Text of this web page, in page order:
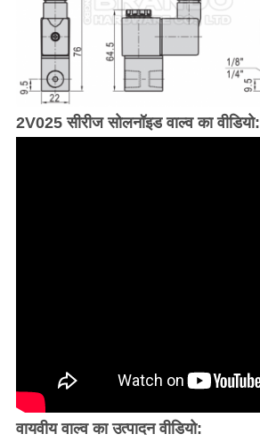
2V025 सीरीज सोलनॉइड वाल्व का वीडियो:
वायवीय वाल्व का उत्पादन वीडियो: